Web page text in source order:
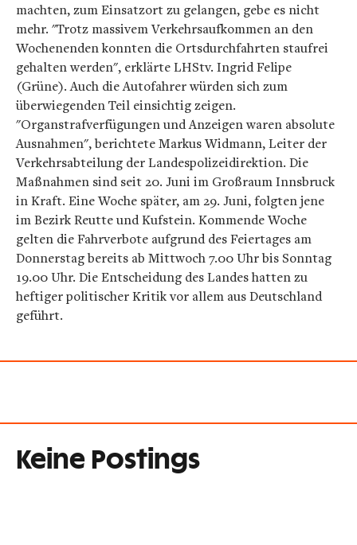
machten, zum Einsatzort zu gelangen, gebe es nicht
mehr. "Trotz massivem Verkehrsaufkommen an den
Wochenenden konnten die Ortsdurchfahrten staufrei
gehalten werden", erklärte LHStv. Ingrid Felipe
(Grüne). Auch die Autofahrer würden sich zum
überwiegenden Teil einsichtig zeigen.
"Organstrafverfügungen und Anzeigen waren absolute
Ausnahmen", berichtete Markus Widmann, Leiter der
Verkehrsabteilung der Landespolizeidirektion. Die
Maßnahmen sind seit 20. Juni im Großraum Innsbruck
in Kraft. Eine Woche später, am 29. Juni, folgten jene
im Bezirk Reutte und Kufstein. Kommende Woche
gelten die Fahrverbote aufgrund des Feiertages am
Donnerstag bereits ab Mittwoch 7.00 Uhr bis Sonntag
19.00 Uhr. Die Entscheidung des Landes hatten zu
heftiger politischer Kritik vor allem aus Deutschland
geführt.
Keine Postings